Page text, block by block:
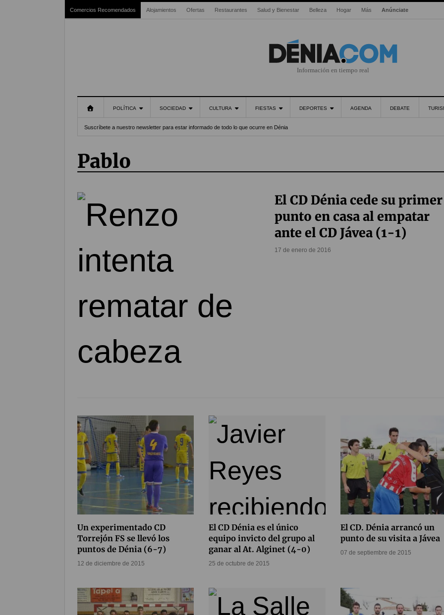
Comercios Recomendados Alojamientos Ofertas Restaurantes Salud y Bienestar Belleza Hogar Más Anúnciate
Información en tiempo real
POLÍTICA SOCIEDAD CULTURA FIESTAS DEPORTES AGENDA DEBATE
Suscríbete a nuestro newsletter para estar informado de todo lo que ocurre en Dénia
Pablo
El CD Dénia cede su primer
punto en casa al empatar
ante el CD Jávea (1-1)
17 de enero de 2016
Un experimentado CD
Torrejón FS se llevó los
puntos de Dénia (6-7)
12 de diciembre de 2015
El CD Dénia es el único
equipo invicto del grupo al
ganar al At. Alginet (4-0)
25 de octubre de 2015
El CD. Dénia arrancó un
punto de su visita a Jávea
07 de septiembre de 2015